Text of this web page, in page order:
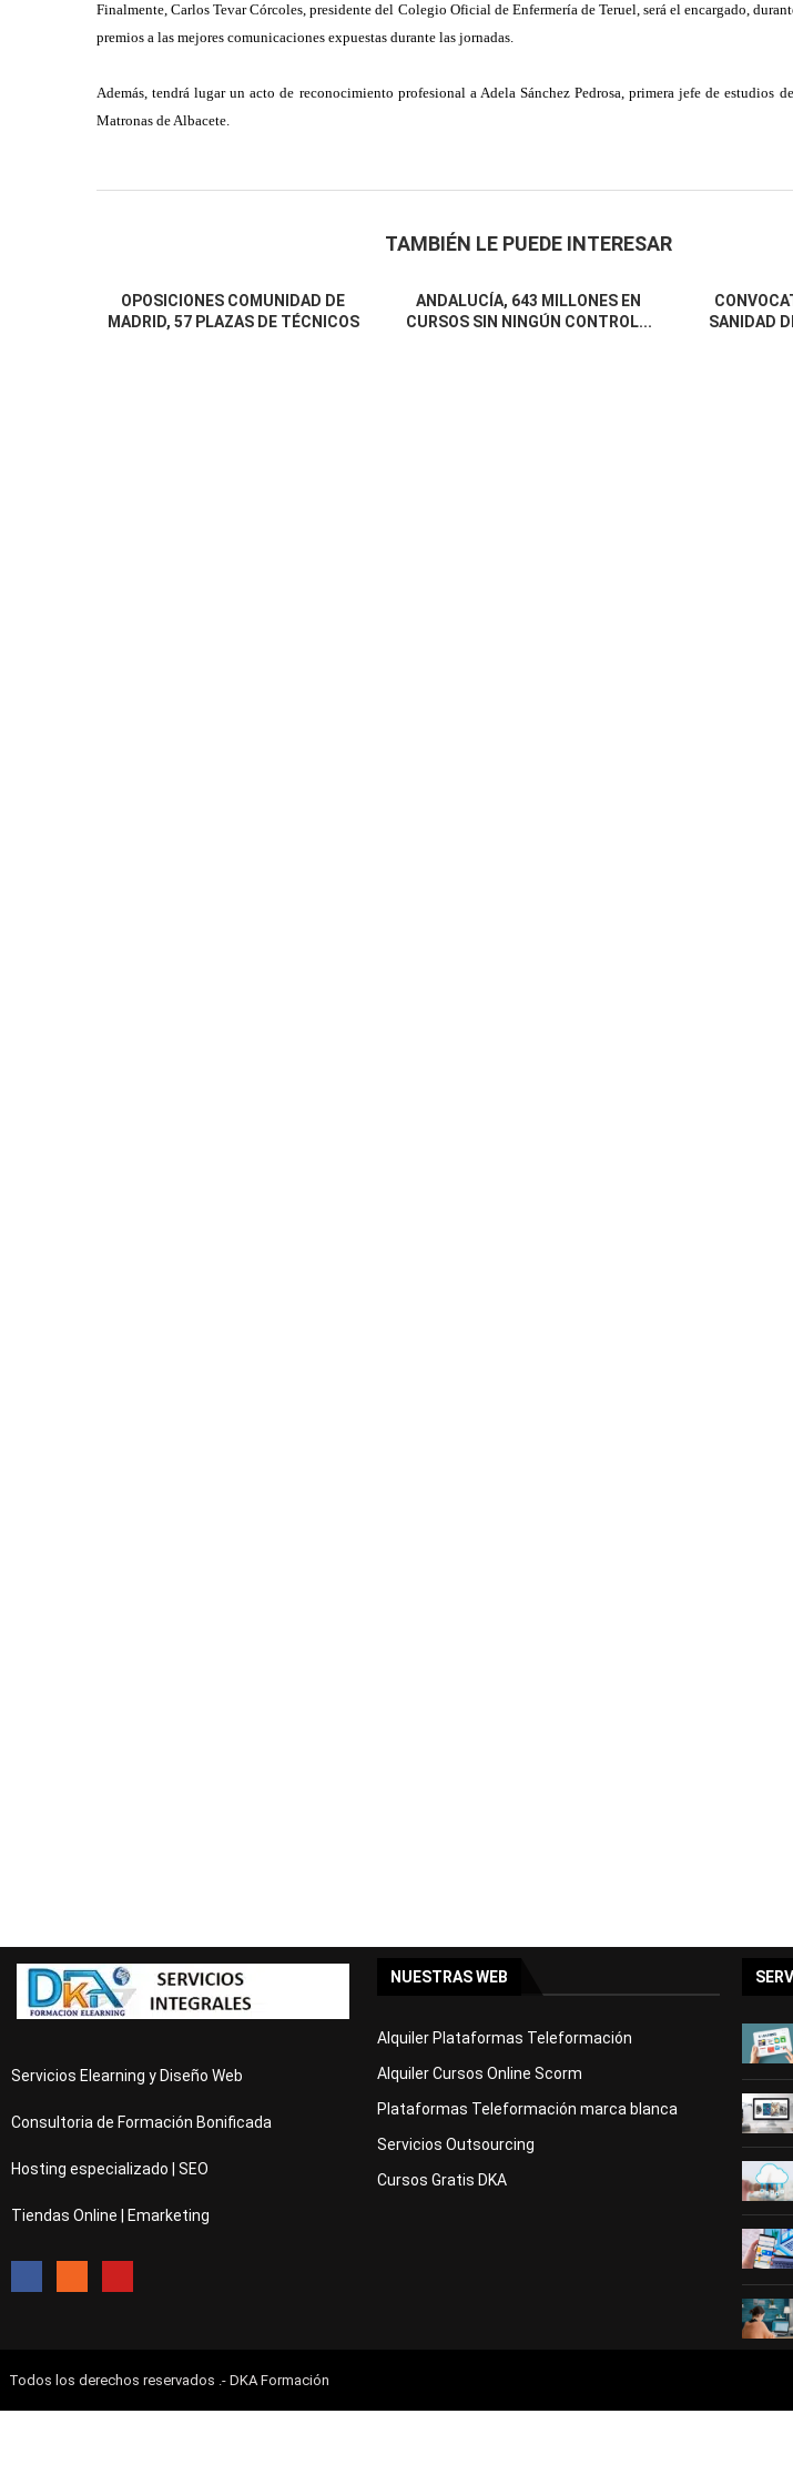
Finalmente, Carlos Tevar Córcoles, presidente del Colegio Oficial de Enfermería de Teruel, será el encargado,
premios a las mejores comunicaciones expuestas durante las jornadas.
Además, tendrá lugar un acto de reconocimiento profesional a Adela Sánchez Pedrosa, primera jefe de estudios
Matronas de Albacete.
TAMBIÉN LE PUEDE INTERESAR
OPOSICIONES COMUNIDAD DE
MADRID, 57 PLAZAS DE TÉCNICOS
ANDALUCÍA, 643 MILLONES EN
CURSOS SIN NINGÚN CONTROL...
SANIDAD
Servicios Elearning y Diseño Web
Consultoria de Formación Bonificada
Hosting especializado | SEO
Tiendas Online | Emarketing
NUESTRAS WEB
Alquiler Plataformas Teleformación
Alquiler Cursos Online Scorm
Plataformas Teleformación marca blanca
Servicios Outsourcing
Cursos Gratis DKA
Todos los derechos reservados .- DKA Formación